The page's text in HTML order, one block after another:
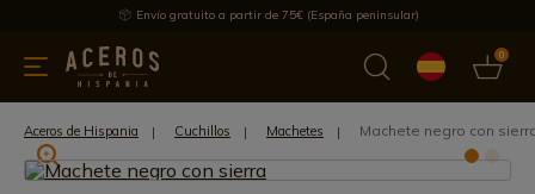
Envío gratuito a partir de 75€ (España peninsular)
0
menaje Ofertas Ultimas novedades Los más vendidos
Aceros de Hispania Cuchillos Machetes Machete negro con